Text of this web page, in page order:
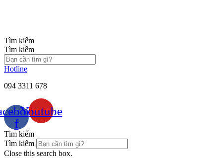
Tìm kiếm
Tìm kiếm
Hotline
094 3311 678
f
Youtube
Tìm kiếm
Tìm kiếm
Close this search box.